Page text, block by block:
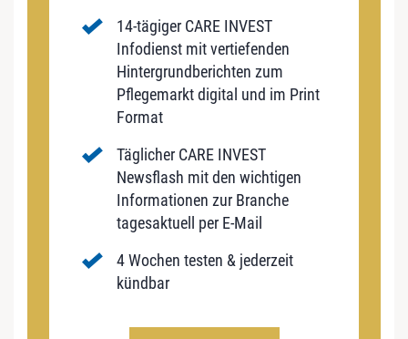
14-tägiger CARE INVEST
Infodienst mit vertiefenden
Hintergrundberichten zum
Pflegemarkt digital und im Print
Format
Täglicher CARE INVEST
Newsflash mit den wichtigen
Informationen zur Branche
tagesaktuell per E-Mail
4 Wochen testen & jederzeit
kündbar